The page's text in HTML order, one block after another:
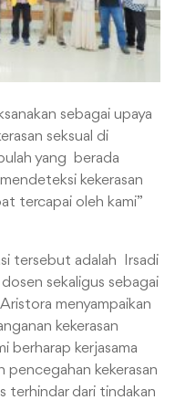
sebagai upaya
seksual di
yang berada
kekerasan
tercapai oleh kami”
tersebut adalah Irsadi
sekaligus sebagai
menyampaikan
kekerasan
berharap kerjasama
pencegahan kekerasan
terhindar dari tindakan